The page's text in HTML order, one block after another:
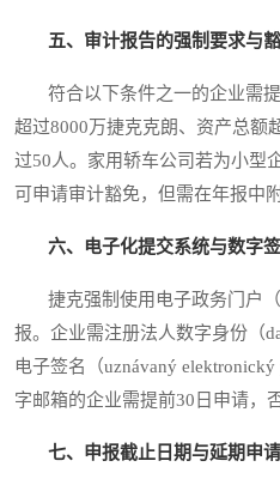
五、审计报告的强制要求与
符合以下条件之一的企业需提
超过8000万捷克克朗、资产总额
过50人。家用轿车公司若为小型
可申请审计豁免，但需在年报中
六、电子化提交系统与数字
捷克强制使用电子政务门户（
报。企业需注册法人数字身份（
电子签名（uznávaný
字邮箱的企业需提前30日申请，
七、申报截止日期与延期申